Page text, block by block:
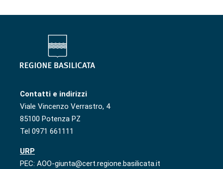
Contatti e indirizzi
Viale Vincenzo Verrastro, 4
85100 Potenza PZ
Tel 0971 661111
URP
PEC: AOO-giunta@cert.regione.basilicata.it